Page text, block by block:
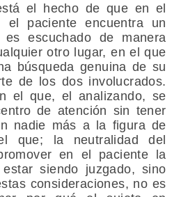
el hecho de que en el
el paciente encuentra un
escuchado de manera
otro lugar, en el que
búsqueda genuina de su
de los dos involucrados.
el que, el analizando, se
de atención sin tener
nadie más a la figura de
que; la neutralidad del
en el paciente la
siendo juzgado, sino
consideraciones, no es